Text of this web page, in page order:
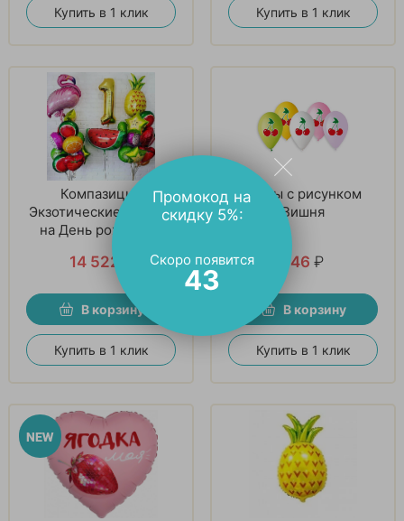
Купить в 1 клик Купить в 1 клик
Компазиции
Экзотические фрукты
на День рождения
14 522
В корзину
Купить в 1 клик
Шары с рисунком
Вишня
146 ₽
В корзину
Купить в 1 клик
Промокод на
скидку 5%:
Скоро появится
42